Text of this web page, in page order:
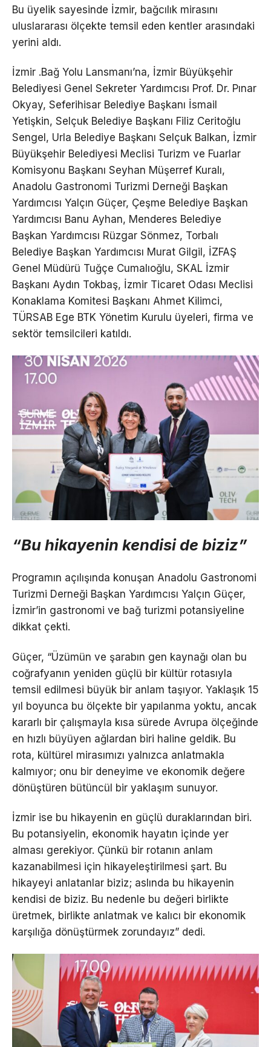
Bu üyelik sayesinde İzmir, bağcılık mirasını
uluslararası ölçekte temsil eden kentler arasındaki
yerini aldı.
İzmir .Bağ Yolu Lansmanı’na, İzmir Büyükşehir
Belediyesi Genel Sekreter Yardımcısı Prof. Dr. Pınar
Okyay, Seferihisar Belediye Başkanı İsmail
Yetişkin, Selçuk Belediye Başkanı Filiz Ceritoğlu
Sengel, Urla Belediye Başkanı Selçuk Balkan, İzmir
Büyükşehir Belediyesi Meclisi Turizm ve Fuarlar
Komisyonu Başkanı Seyhan Müşerref Kuralı,
Anadolu Gastronomi Turizmi Derneği Başkan
Yardımcısı Yalçın Güçer, Çeşme Belediye Başkan
Yardımcısı Banu Ayhan, Menderes Belediye
Başkan Yardımcısı Rüzgar Sönmez, Torbalı
Belediye Başkan Yardımcısı Murat Gilgil, İZFAŞ
Genel Müdürü Tuğçe Cumalıoğlu, SKAL İzmir
Başkanı Aydın Tokbaş, İzmir Ticaret Odası Meclisi
Konaklama Komitesi Başkanı Ahmet Kilimci,
TÜRSAB Ege BTK Yönetim Kurulu üyeleri, firma ve
sektör temsilcileri katıldı.
“Bu hikayenin kendisi de biziz”
Programın açılışında konuşan Anadolu Gastronomi
Turizmi Derneği Başkan Yardımcısı Yalçın Güçer,
İzmir’in gastronomi ve bağ turizmi potansiyeline
dikkat çekti.
Güçer, “Üzümün ve şarabın gen kaynağı olan bu
coğrafyanın yeniden güçlü bir kültür rotasıyla
temsil edilmesi büyük bir anlam taşıyor. Yaklaşık 15
yıl boyunca bu ölçekte bir yapılanma yoktu, ancak
kararlı bir çalışmayla kısa sürede Avrupa ölçeğinde
en hızlı büyüyen ağlardan biri haline geldik. Bu
rota, kültürel mirasımızı yalnızca anlatmakla
kalmıyor; onu bir deneyime ve ekonomik değere
dönüştüren bütüncül bir yaklaşım sunuyor.
İzmir ise bu hikayenin en güçlü duraklarından biri.
Bu potansiyelin, ekonomik hayatın içinde yer
alması gerekiyor. Çünkü bir rotanın anlam
kazanabilmesi için hikayeleştirilmesi şart. Bu
hikayeyi anlatanlar biziz; aslında bu hikayenin
kendisi de biziz. Bu nedenle bu değeri birlikte
üretmek, birlikte anlatmak ve kalıcı bir ekonomik
karşılığa dönüştürmek zorundayız” dedi.